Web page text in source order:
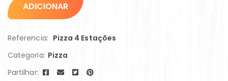
ADICIONAR
Referencia: Pizza 4 Estações
Categoria: Pizza
Partilhar: